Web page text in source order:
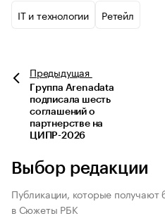
IT и технологии Ретейл
Предыдущая
Группа Arenadata
подписала шесть
соглашений о
партнерстве на
ЦИПР-2026
Выбор редакции
Публикации, которые
в Сюжеты РБК